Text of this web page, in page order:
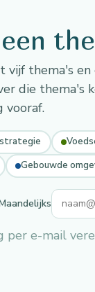
een
vijf thema's
die thema's
vooraf.
Gebouwde
per e-mail